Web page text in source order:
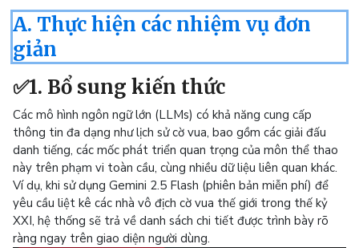
A. Thực hiện các nhiệm vụ đơn
giản
✅1. Bổ sung kiến thức
Các mô hình ngôn ngữ lớn (LLMs) có khả năng cung cấp
thông tin đa dạng như lịch sử cờ vua, bao gồm các giải đấu
danh tiếng, các mốc phát triển quan trọng của môn thể thao
này trên phạm vi toàn cầu, cùng nhiều dữ liệu liên quan khác.
Ví dụ, khi sử dụng Gemini 2.5 Flash (phiên bản miễn phí) để
yêu cầu liệt kê các nhà vô địch cờ vua thế giới trong thế kỷ
XXI, hệ thống sẽ trả về danh sách chi tiết được trình bày rõ
ràng ngay trên giao diện người dùng.